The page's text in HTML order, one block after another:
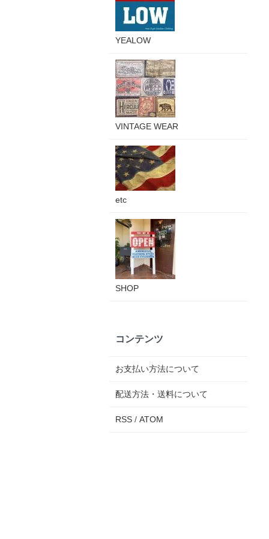
YEALOW
VINTAGE WEAR
etc
SHOP
コンテンツ
お支払い方法について
配送方法・送料について
RSS / ATOM